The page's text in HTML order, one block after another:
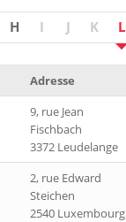
H I J K L
Adresse
9, rue Jean
Fischbach
3372 Leudelange
2, rue Edward
Steichen
2540 Luxembourg